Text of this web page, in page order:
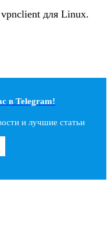
для Linux.
в Telegram!
и лучшие статьи